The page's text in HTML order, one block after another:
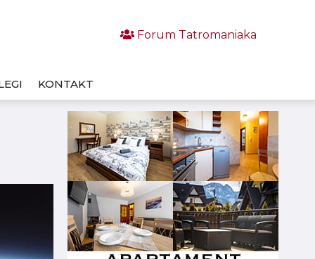
Forum Tatromaniaka
KONTAKT